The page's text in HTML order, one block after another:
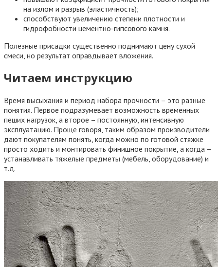
на излом и разрыв (эластичность);
способствуют увеличению степени плотности и
гидрофобности цементно-гипсового камня.
Полезные присадки существенно поднимают цену сухой
смеси, но результат оправдывает вложения.
Читаем инструкцию
Время высыхания и период набора прочности – это разные
понятия. Первое подразумевает возможность временных
пеших нагрузок, а второе – постоянную, интенсивную
эксплуатацию. Проще говоря, таким образом производители
дают покупателям понять, когда можно по готовой стяжке
просто ходить и монтировать финишное покрытие, а когда –
устанавливать тяжелые предметы (мебель, оборудование) и
т.д.